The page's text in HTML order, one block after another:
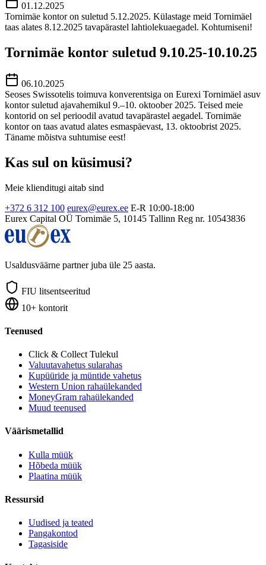
01.12.2025
Tornimäe kontor on suletud 5.12.2025. Külastage meid Tornimäel
taas alates 8.12.2025 tavapärastel lahtiolekuaegadel. Kohtumiseni!
Tornimäe kontor suletud 9.10.25-10.10.25
06.10.2025
Seoses Swissotelis toimuva konverentsiga on Eurexi Tornimäel asuv
kontor suletud ajavahemikul 9.–10. oktoober 2025. Teised meie
kontorid on sel perioodil avatud tavapärastel aegadel. Tornimäe
kontor on taas avatud alates esmaspäevast, 13. oktoobrist 2025.
Täname mõistva suhtumise eest!
Kas sul on küsimusi?
Meie klienditugi aitab sind
+372 6 312 100 eurex@eurex.ee E-R 10:00-18:00
Eurex Capital OÜ Tornimäe 5, 10145 Tallinn Reg nr. 10543836
Usaldusväärne partner juba üle 25 aasta.
FIU litsentseeritud
10+ kontorit
Teenused
Click & Collect Tulekul
Valuutavahetus sularahas
Kupüüride ja müntide vahetus
Western Union rahaülekanded
MoneyGram rahaülekanded
Muud teenused
Väärismetallid
Kulla müük
Hõbeda müük
Plaatina müük
Ressursid
Uudised ja teated
Pangakontod
Tagasiside